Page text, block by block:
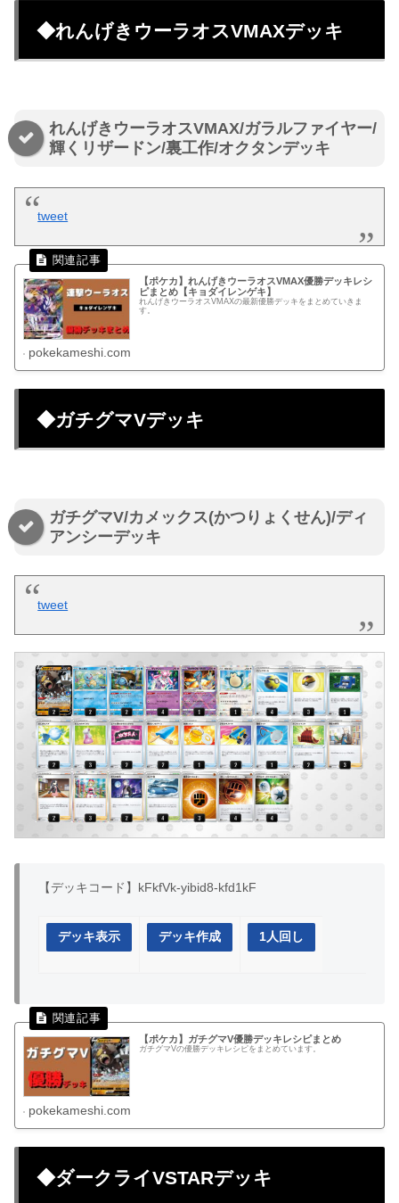
◆れんげきウーラオスVMAXデッキ
れんげきウーラオスVMAX/ガラルファイヤー/
輝くリザードン/裏工作/オクタンデッキ
tweet
【ポケカ】れんげきウーラオスVMAX優勝デッキレシ
ピまとめ【キョダイレンゲキ】
れんげきウーラオスVMAXの最新優勝デッキをまとめていきま
す。
pokekameshi.com
◆ガチグマVデッキ
ガチグマV/カメックス(かつりょくせん)/ディ
アンシーデッキ
tweet
【デッキコード】kFkfVk-yibid8-kfd1kF
デッキ表示 デッキ作成 1人回し
【ポケカ】ガチグマV優勝デッキレシピまとめ
ガチグマVの優勝デッキレシピをまとめています。
pokekameshi.com
◆ダークライVSTARデッキ